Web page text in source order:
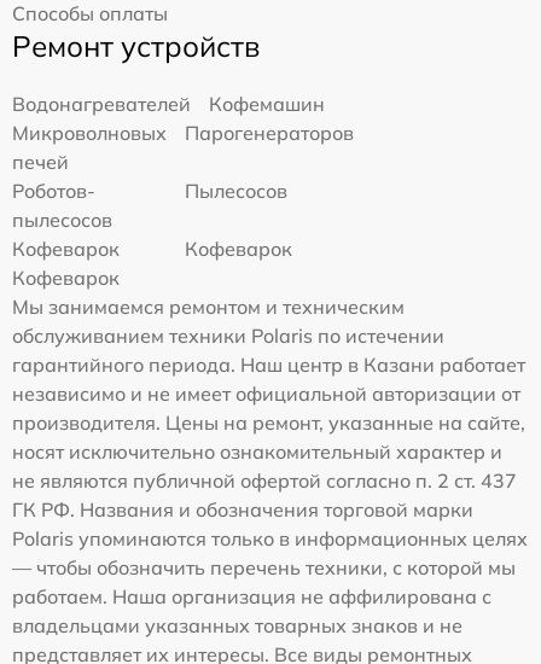
Способы оплаты
Ремонт устройств
Водонагревателей
Кофемашин
Микроволновых
печей
Парогенераторов
Роботов-
пылесосов
Пылесосов
Кофеварок
Кофеварок
Кофеварок
Мы занимаемся ремонтом и техническим
обслуживанием техники Polaris по истечении
гарантийного периода. Наш центр в Казани работает
независимо и не имеет официальной авторизации от
производителя. Цены на ремонт, указанные на сайте,
носят исключительно ознакомительный характер и
не являются публичной офертой согласно п. 2 ст. 437
ГК РФ. Названия и обозначения торговой марки
Polaris упоминаются только в информационных целях
— чтобы обозначить перечень техники, с которой мы
работаем. Наша организация не аффилирована с
владельцами указанных товарных знаков и не
представляет их интересы. Все виды ремонтных